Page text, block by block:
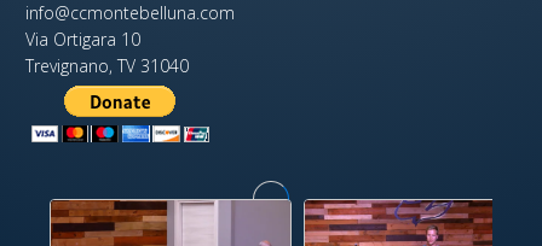
info@ccmontebelluna.com
Via Ortigara 10
Trevignano, TV 31040